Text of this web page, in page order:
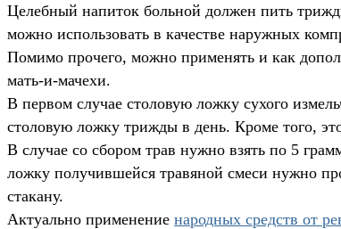
Целебный напиток больной должен пить
можно использовать в качестве наружных
Помимо прочего, можно применять и как
мать-и-мачехи.
В первом случае столовую ложку сухого
столовую ложку трижды в день. Кроме того,
В случае со сбором трав нужно взять по 5
ложку получившейся травяной смеси нужно
стакану.
Актуально применение народных средств от